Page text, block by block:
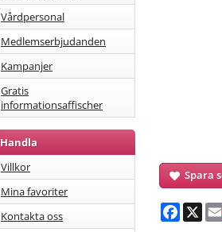
Vårdpersonal
Medlemserbjudanden
Kampanjer
Gratis
informationsaffischer
Handla
Villkor
Mina favoriter
Kontakta oss
Spara
Facebook
X